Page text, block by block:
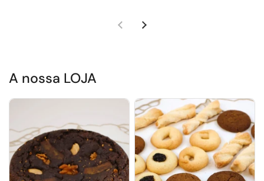
Slide anteriorPróximo slide
A nossa LOJA